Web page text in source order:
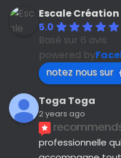
Escale Création
5.0
Basé sur 6 avis
powered by
notez nous sur
Toga Toga
2 years ago
professionnelle